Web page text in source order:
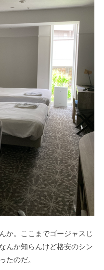
か。ここまでゴージャスじ
んか知らんけど格安のシン
たのだ。